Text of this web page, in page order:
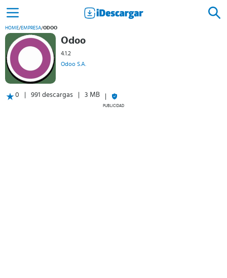
HOME/EMPRESA/ODOO
Odoo
4.1.2
Odoo S.A.
0 991 descargas 3 MB
PUBLICIDAD